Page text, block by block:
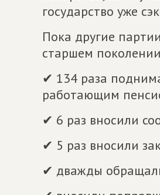
государство уже
Пока другие
старшем
✔ 134 раза
работающим
✔ 6 раз вносили
✔ 5 раз вносили
✔ дважды